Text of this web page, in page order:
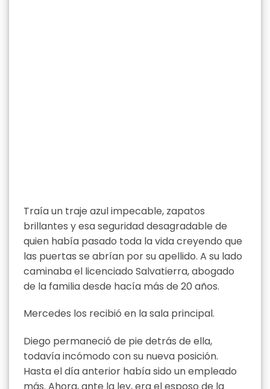
Traía un traje azul impecable, zapatos
brillantes y esa seguridad desagradable de
quien había pasado toda la vida creyendo que
las puertas se abrían por su apellido. A su lado
caminaba el licenciado Salvatierra, abogado
de la familia desde hacía más de 20 años.
Mercedes los recibió en la sala principal.
Diego permaneció de pie detrás de ella,
todavía incómodo con su nueva posición.
Hasta el día anterior había sido un empleado